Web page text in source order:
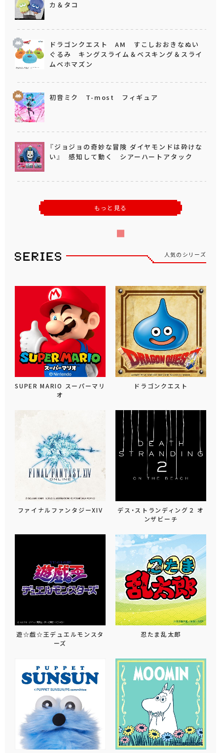
カ＆タコ
ドラゴンクエスト AM すこしおおきなぬい
ぐるみ キングスライム＆ベスキング＆スライ
ムベホマズン
初音ミク T-most フィギュア
『ジョジョの奇妙な冒険 ダイヤモンドは砕けな
い』 感知して動く シアーハートアタック
もっと見る
人気のシリーズ
SUPER MARIO スーパーマリ
オ
ドラゴンクエスト
ファイナルファンタジーXIV
デス・ストランディング２ オ
ンザビーチ
遊☆戯☆王デュエルモンスタ
ーズ
忍たま乱太郎